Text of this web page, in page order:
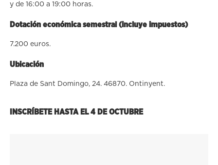
y de 16:00 a 19:00 horas.
Dotación económica semestral (incluye impuestos)
7.200 euros.
Ubicación
Plaza de Sant Domingo, 24. 46870. Ontinyent.
INSCRÍBETE HASTA EL 4 DE OCTUBRE